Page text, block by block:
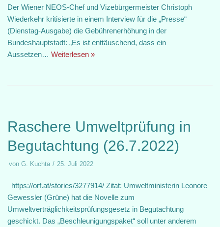
Der Wiener NEOS-Chef und Vizebürgermeister Christoph
Wiederkehr kritisierte in einem Interview für die „Presse“
(Dienstag-Ausgabe) die Gebührenerhöhung in der
Bundeshauptstadt: „Es ist enttäuschend, dass ein
Aussetzen… Weiterlesen »
Raschere Umweltprüfung in
Begutachtung (26.7.2022)
von G. Kuchta 25. Juli 2022
https://orf.at/stories/3277914/ Zitat: Umweltministerin Leonore
Gewessler (Grüne) hat die Novelle zum
Umweltverträglichkeitsprüfungsgesetz in Begutachtung
geschickt. Das „Beschleunigungspaket“ soll unter anderem